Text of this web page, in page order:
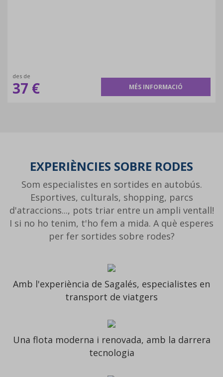
des de
37 € MÉS INFORMACIÓ
EXPERIÈNCIES SOBRE RODES
Som especialistes en sortides en autobús.
Esportives, culturals, shopping, parcs
d'atraccions..., pots triar entre un ampli ventall!
I si no ho tenim, t'ho fem a mida. A què esperes
per fer sortides sobre rodes?
Amb l'experiència de Sagalés, especialistes en
transport de viatgers
Una flota moderna i renovada, amb la darrera
tecnologia